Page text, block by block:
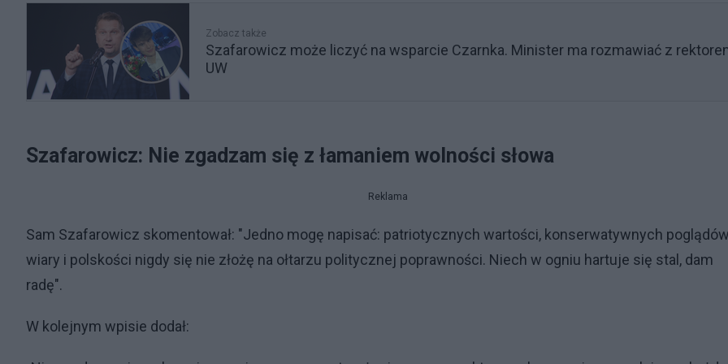
Zobacz także
Szafarowicz może liczyć na wsparcie Czarnka. Minister ma rozmawiać z
UW
Szafarowicz: Nie zgadzam się z łamaniem wolności słowa
Reklama
Sam Szafarowicz skomentował: "Jedno mogę napisać: patriotycznych wartości, konserwatywnych
wiary i polskości nigdy się nie złożę na ołtarzu politycznej poprawności. Niech w ogniu hartuje się stal, dam
radę".
W kolejnym wpisie dodał: